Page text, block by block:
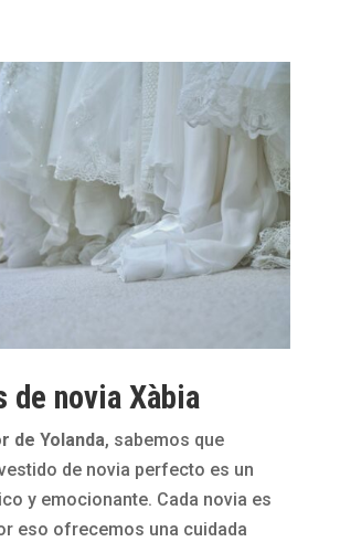
de novia Xàbia
de Yolanda, sabemos que
de novia perfecto es un
y emocionante. Cada novia es
eso ofrecemos una cuidada